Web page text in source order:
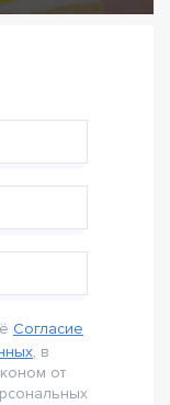
Согласие
, в
от